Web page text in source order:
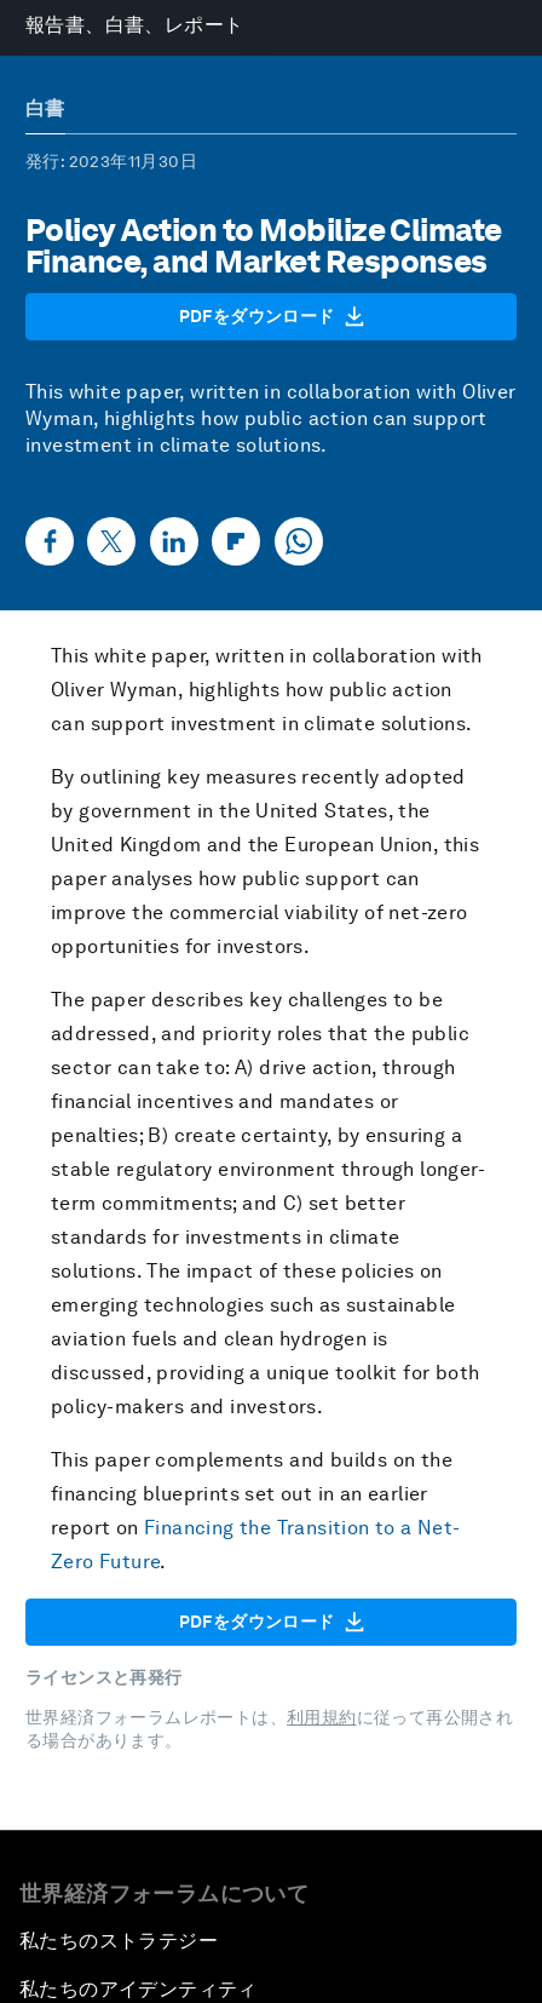
報告書、白書、レポート
白書
発行: 2023年11月30日
Policy Action to Mobilize Climate
Finance, and Market Responses
PDFをダウンロード
This white paper, written in collaboration with Oliver
Wyman, highlights how public action can support
investment in climate solutions.
This white paper, written in collaboration with
Oliver Wyman, highlights how public action
can support investment in climate solutions.
By outlining key measures recently adopted
by government in the United States, the
United Kingdom and the European Union, this
paper analyses how public support can
improve the commercial viability of net-zero
opportunities for investors.
The paper describes key challenges to be
addressed, and priority roles that the public
sector can take to: A) drive action, through
financial incentives and mandates or
penalties; B) create certainty, by ensuring a
stable regulatory environment through longer-
term commitments; and C) set better
standards for investments in climate
solutions. The impact of these policies on
emerging technologies such as sustainable
aviation fuels and clean hydrogen is
discussed, providing a unique toolkit for both
policy-makers and investors.
This paper complements and builds on the
financing blueprints set out in an earlier
report on Financing the Transition to a Net-
Zero Future.
PDFをダウンロード
ライセンスと再発行
世界経済フォーラムレポートは、 利用規約に従って再公開され
る場合があります。
世界経済フォーラムについて
私たちのストラテジー
私たちのアイデンティティ